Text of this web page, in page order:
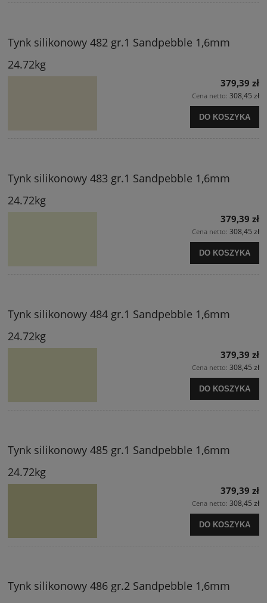
Tynk silikonowy 482 gr.1 Sandpebble 1,6mm
24.72kg
379,39 zł
Cena netto: 308,45 zł
DO KOSZYKA
Tynk silikonowy 483 gr.1 Sandpebble 1,6mm
24.72kg
379,39 zł
Cena netto: 308,45 zł
DO KOSZYKA
Tynk silikonowy 484 gr.1 Sandpebble 1,6mm
24.72kg
379,39 zł
Cena netto: 308,45 zł
DO KOSZYKA
Tynk silikonowy 485 gr.1 Sandpebble 1,6mm
24.72kg
379,39 zł
Cena netto: 308,45 zł
DO KOSZYKA
Tynk silikonowy 486 gr.2 Sandpebble 1,6mm